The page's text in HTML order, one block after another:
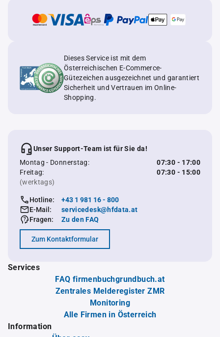
Dieses Service ist mit dem
Österreichischen E-Commerce-
Gütezeichen ausgezeichnet und garantiert
Sicherheit und Vertrauen im Online-
Shopping.
Unser Support-Team ist für Sie da!
Montag - Donnerstag:
07:30 - 17:00
Freitag:
07:30 - 15:00
(werktags)
Hotline:
+43 1 981 16 - 800
E-Mail:
servicedesk@hfdata.at
Fragen:
Zu den FAQ
Zum Kontaktformular
Services
FAQ firmenbuchgrundbuch.at
Zentrales Melderegister ZMR
Monitoring
Alle Firmen in Österreich
Information